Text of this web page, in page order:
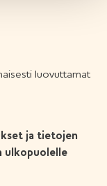
luovuttamat
ja tietojen
ulkopuolelle